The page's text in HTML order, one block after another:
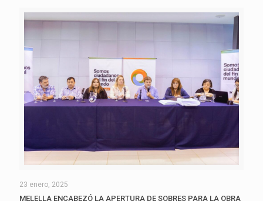
23 enero, 2025
MELELLA ENCABEZÓ LA APERTURA DE SOBRES PARA LA OBRA